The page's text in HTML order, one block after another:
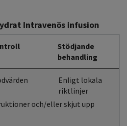
Intravenös infusion
Stödjande
behandling
Enligt lokala
riktlinjer
och/eller skjut upp